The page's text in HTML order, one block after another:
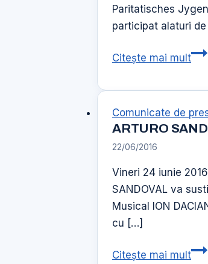
a
IV-
Paritatisches
participat alaturi
Citește mai mult
Comunicate de
ARTURO
22/06/2016
Vineri 24 iunie
SANDOVAL va
Musical ION
cu […]
Citește mai mult